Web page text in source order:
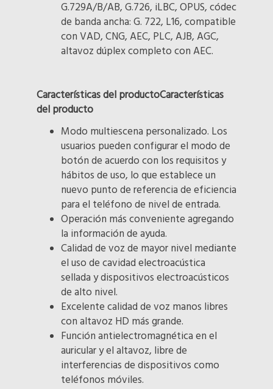
G.729A/B/AB, G.726, iLBC, OPUS, códec
de banda ancha: G. 722, L16, compatible
con VAD, CNG, AEC, PLC, AJB, AGC,
altavoz dúplex completo con AEC.
Características del productoCaracterísticas
del producto
Modo multiescena personalizado. Los
usuarios pueden configurar el modo de
botón de acuerdo con los requisitos y
hábitos de uso, lo que establece un
nuevo punto de referencia de eficiencia
para el teléfono de nivel de entrada.
Operación más conveniente agregando
la información de ayuda.
Calidad de voz de mayor nivel mediante
el uso de cavidad electroacústica
sellada y dispositivos electroacústicos
de alto nivel.
Excelente calidad de voz manos libres
con altavoz HD más grande.
Función antielectromagnética en el
auricular y el altavoz, libre de
interferencias de dispositivos como
teléfonos móviles.